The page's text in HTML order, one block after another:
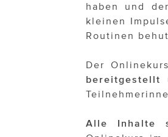
haben und
kleinen
Routinen
Der
bereitgestellt
Alle Inhalte